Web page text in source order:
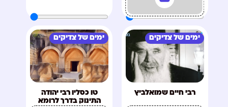
ימים של צדיקים
רבי חיים שמואלביץ
ימים של צדיקים
טו כסליו רבי יהודה
התינוק בדרך לרומא